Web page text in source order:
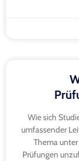
Wie sich
umfassender
Thema
Prüfungen